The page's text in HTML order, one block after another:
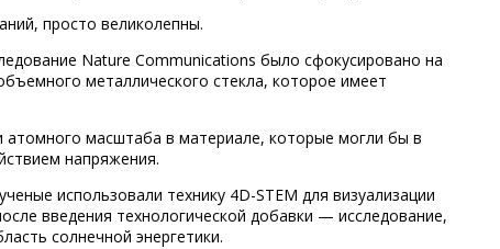
просто великолепны.
Nature Communications было сфокусировано на
металлического стекла, которое имеет
масштаба в материале, которые могли бы в
напряжения.
использовали технику 4D-STEM для визуализации
введения технологической добавки — исследование,
солнечной энергетики.